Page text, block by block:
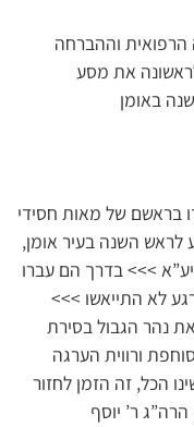
הרפואית וההברחה
את מסע
באומן
בראשם של מאות חסידי
השנה בעיר אומן,
>>> בדרך הם עברו
לא התייאשו >>>
נהר הגבול בסירת
ורווית הערגה
הכל, זה הזמן לחזור
ר’ יוסף